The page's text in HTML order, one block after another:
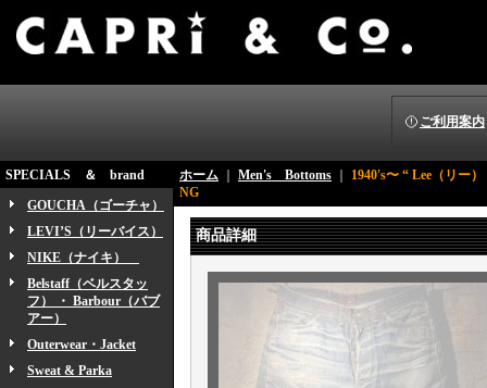
ご利用案内
SPECIALS ＆ brand
GOUCHA（ゴーチャ）
LEVI’S（リーバイス）
NIKE（ナイキ）
Belstaff（ベルスタッ
フ） ・ Barbour（バブ
アー）
Outerwear・Jacket
Sweat & Parka
ホーム Men's Bottoms
1940's〜 “ Lee（リー
NG
商品詳細